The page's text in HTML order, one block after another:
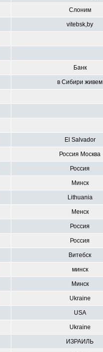
Слоним
vitebsk,by
Банк
в Сибири живем
El Salvador
Россия Москва
Россия
Минск
Lithuania
Менск
Россия
Россия
Витебск
минск
Минск
Ukraine
USA
Ukraine
ИЗРАИЛЬ